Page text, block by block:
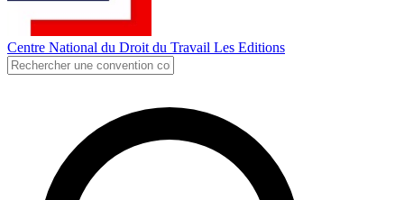
Centre National du Droit du Travail Les Editions